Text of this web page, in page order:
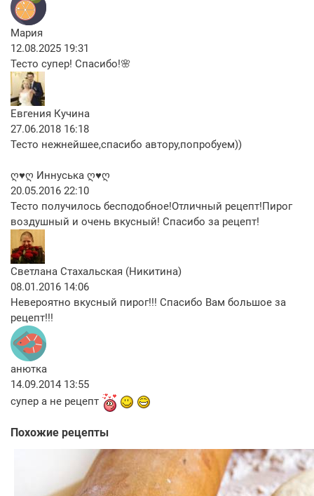
Мария
12.08.2025 19:31
Тесто супер! Спасибо!🌸
Евгения Кучина
27.06.2018 16:18
Тесто нежнейшее,спасибо автору,попробуем))
ღ♥ღ Иннуська ღ♥ღ
20.05.2016 22:10
Тесто получилось бесподобное!Отличный рецепт!Пирог
воздушный и очень вкусный! Спасибо за рецепт!
Светлана Стахальская (Никитина)
08.01.2016 14:06
Невероятно вкусный пирог!!! Спасибо Вам большое за
рецепт!!!
анютка
14.09.2014 13:55
супер а не рецепт
Похожие рецепты